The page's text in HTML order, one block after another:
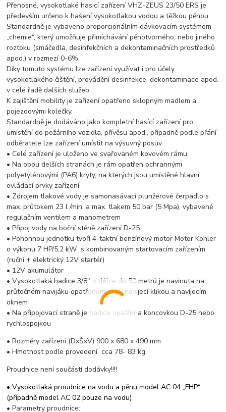
Přenosné, vysokotlaké hasicí zařízení VHZ-ZEUS 23/50 ERS je
především určeno k hašení vysokotlakou vodou a těžkou pěnou.
Standardně je vybaveno proporcionálním dávkovacím systémem
„chemie“, který umožňuje přimíchávání pěnotvorného, nebo jiného
roztoku (smáčedla, desinfekčních a dekontaminačních prostředků
apod.) v rozmezí 0-6%.
Díky tomuto systému lze zařízení využívat i pro účely
vysokotlakého čištění, provádění desinfekce, dekontaminace apod.
v celé řadě dalších služeb.
K zajištění mobility je zařízení opatřeno sklopným madlem a
pojezdovými kolečky.
Standardně je dodáváno jako kompletní hasící zařízení pro
umístění do požárního vozidla, přívěsu apod., případně podle přání
odběratele lze zařízení umístit na výsuvný posuv.
• Celé zařízení je uloženo ve svařovaném kovovém rámu.
• Na obou delších stranách je rám opatřen ochrannými
polyetylénovými (PA6) kryty, na kterých jsou umístěné hlavní
ovládací prvky zařízení
• Zdrojem tlakové vody je samonasávací plunžerové čerpadlo s
max. průtokem 23 l /min. a max. tlakem 50 bar (5 Mpa), vybavené
regulačním ventilem a manometrem
• Přípoj vody na boční stěně zařízení D-25
• Pohonnou jednotku tvoří 4-taktní benzínový motor Motor Kohler
o výkonu 7 HP/5,2 kW s kombinovaným startovacím zařízením
(ruční + elektrický 12V startér)
• 12V akumulátor
• Vysokotlaká hadice 3/8" o délce do 50 metrů je navinuta na
průtočném navijáku opatřeném ruční navíjecí klikou a navíjecím
oknem
• Na připojovací straně je hadice opatřena koncovkou D-25 nebo
rychlospojkou
• Rozměry zařízení (DxŠxV) 900 x 680 x 490 mm
• Hmotnost podle provedení cca 78- 83 kg
Proudnice není součástí dodávky!!!!
• Vysokotlaká proudnice na vodu a pěnu model AC 04 „FHP“
(případně model AC 02 pouze na vodu)
• Parametry proudnice: